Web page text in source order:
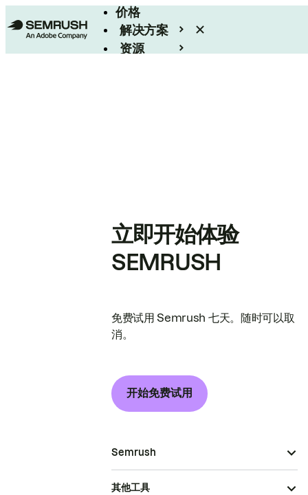
价格
解决方案
资源
立即开始体验
SEMRUSH
免费试用 Semrush 七天。随时可以取
消。
开始免费试用
Semrush
其他工具